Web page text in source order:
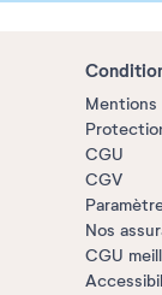
Mentions
CGU
CGV
Nos
CGU